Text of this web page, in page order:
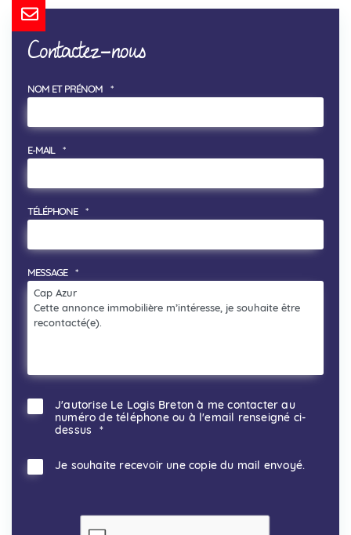
Contactez-nous
NOM ET PRÉNOM *
E-MAIL *
TÉLÉPHONE *
MESSAGE *
*
J'autorise Le Logis Breton à me contacter au
numéro de téléphone ou à l'email renseigné ci-
dessus
*
RECEVOIR UNE COPIE
Je souhaite recevoir une copie du mail envoyé.